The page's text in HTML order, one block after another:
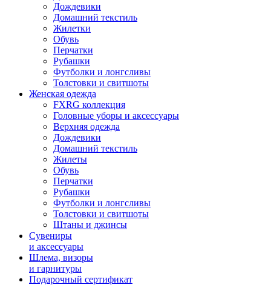
Дождевики
Домашний текстиль
Жилетки
Обувь
Перчатки
Рубашки
Футболки и лонгсливы
Толстовки и свитшоты
Женская одежда
FXRG коллекция
Головные уборы и аксессуары
Верхняя одежда
Дождевики
Домашний текстиль
Жилеты
Обувь
Перчатки
Рубашки
Футболки и лонгсливы
Толстовки и свитшоты
Штаны и джинсы
Сувениры
и аксессуары
Шлема, визоры
и гарнитуры
Подарочный сертификат